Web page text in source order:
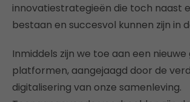
innovatiestrategieën die toch naast
bestaan en succesvol kunnen zijn in
Inmiddels zijn we toe aan een
platformen, aangejaagd door de
digitalisering van onze samenleving.